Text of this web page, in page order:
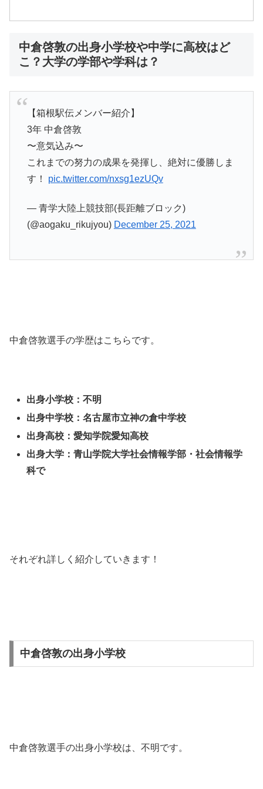
中倉啓敦の出身小学校や中学に高校はど
こ？大学の学部や学科は？
【箱根駅伝メンバー紹介】
3年 中倉啓敦
〜意気込み〜
これまでの努力の成果を発揮し、絶対に優勝しま
す！ pic.twitter.com/nxsg1ezUQv
— 青学大陸上競技部(長距離ブロック)
(@aogaku_rikujyou) December 25, 2021
中倉啓敦選手の学歴はこちらです。
出身小学校：不明
出身中学校：名古屋市立神の倉中学校
出身高校：愛知学院愛知高校
出身大学：青山学院大学社会情報学部・社会情報学
科で
それぞれ詳しく紹介していきます！
中倉啓敦の出身小学校
中倉啓敦選手の出身小学校は、不明です。